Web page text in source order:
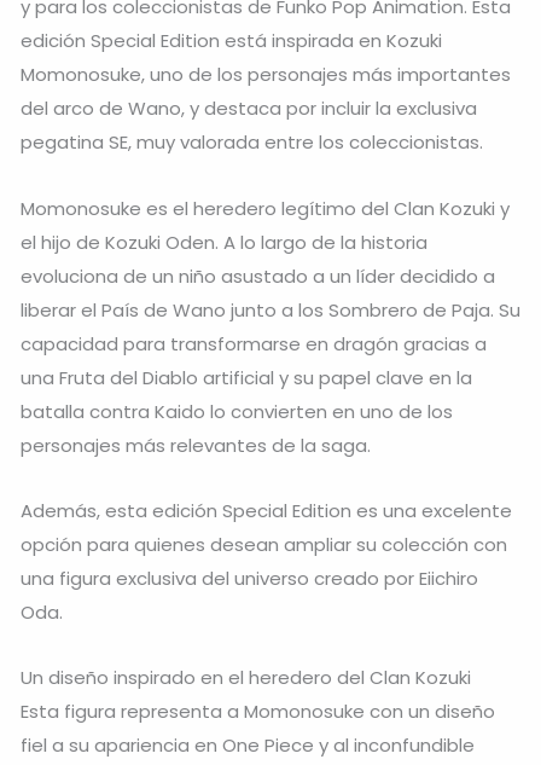
y para los coleccionistas de Funko Pop Animation. Esta
edición Special Edition está inspirada en Kozuki
Momonosuke, uno de los personajes más importantes
del arco de Wano, y destaca por incluir la exclusiva
pegatina SE, muy valorada entre los coleccionistas.
Momonosuke es el heredero legítimo del Clan Kozuki y
el hijo de Kozuki Oden. A lo largo de la historia
evoluciona de un niño asustado a un líder decidido a
liberar el País de Wano junto a los Sombrero de Paja. Su
capacidad para transformarse en dragón gracias a
una Fruta del Diablo artificial y su papel clave en la
batalla contra Kaido lo convierten en uno de los
personajes más relevantes de la saga.
Además, esta edición Special Edition es una excelente
opción para quienes desean ampliar su colección con
una figura exclusiva del universo creado por Eiichiro
Oda.
Un diseño inspirado en el heredero del Clan Kozuki
Esta figura representa a Momonosuke con un diseño
fiel a su apariencia en One Piece y al inconfundible